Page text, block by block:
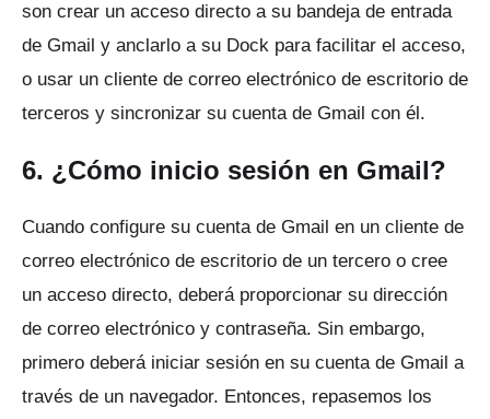
son crear un acceso directo a su bandeja de entrada
de Gmail y anclarlo a su Dock para facilitar el acceso,
o usar un cliente de correo electrónico de escritorio de
terceros y sincronizar su cuenta de Gmail con él.
6. ¿Cómo inicio sesión en Gmail?
Cuando configure su cuenta de Gmail en un cliente de
correo electrónico de escritorio de un tercero o cree
un acceso directo, deberá proporcionar su dirección
de correo electrónico y contraseña. Sin embargo,
primero deberá iniciar sesión en su cuenta de Gmail a
través de un navegador. Entonces, repasemos los